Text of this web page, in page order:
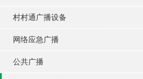
村村通广播设备
网络应急广播
公共广播